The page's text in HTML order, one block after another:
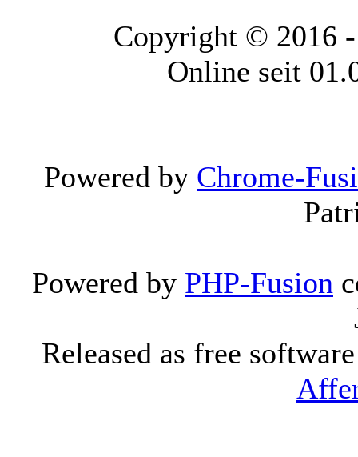
Copyright © 2016
Online seit
Powered by Chrome-
Powered by PHP-Fusion
Released as free